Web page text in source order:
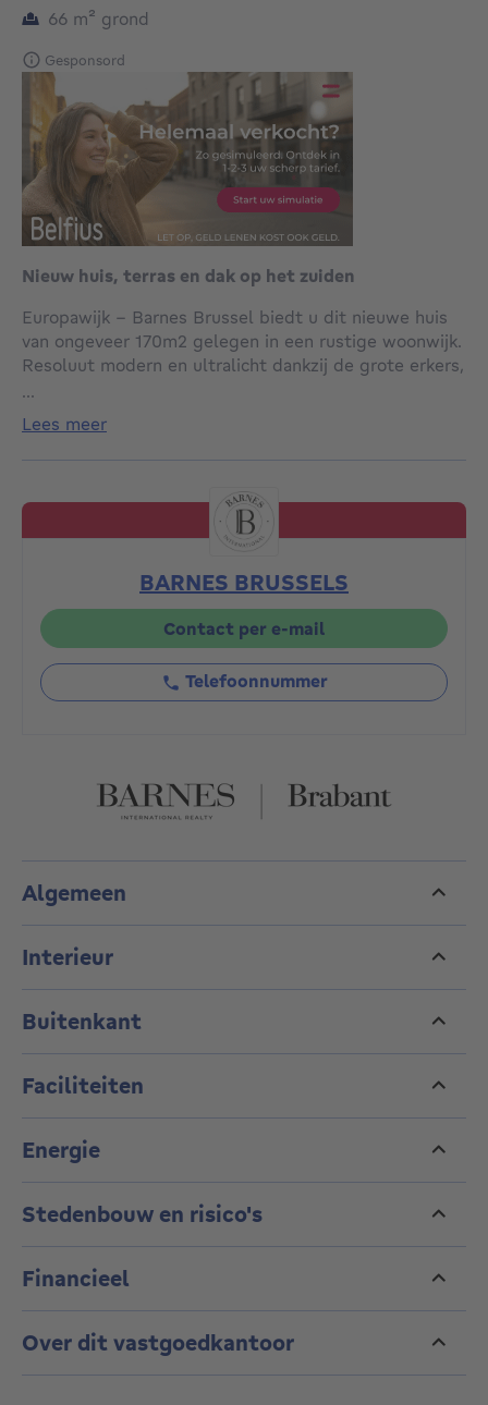
66 m² vierkante meters
grond
Gesponsord
Nieuw huis, terras en dak op het zuiden
Europawijk - Barnes Brussel biedt u dit nieuwe huis
van ongeveer 170m2 gelegen in een rustige woonwijk.
Resoluut modern en ultralicht dankzij de grote erkers,
ingang, een zenitale verlichting die het hele huis
doorkruist, een deel slaapkamer die kan worden
verdeeld in twee, een terras dat plaats biedt aan
en de garderobe. Op de eerste verdieping bevinden
zich de keuken en de eetkamer, evenals het
verdieping is de woonkamer, die ook gebruikt kan
worden als kantoor of slaapkamer. Op de bovenste
verdieping ligt het beroemde dakterras op het zuiden,
omringd door vegetatie. Tot slot is er de kelder, een
ruimte voor ontspanning of sport, met een prachtige
badkamer badend in het licht, die perfect kan worden
Een woning om te ontdekken met het kantoor van
Barnes Brussel +32 880 15 15 / https://www.barnes-
...
lees meer
BARNES BRUSSELS
Contact per e-mail
Telefoonnummer
Algemeen
Interieur
Buitenkant
Faciliteiten
Energie
Stedenbouw en risico's
Financieel
Over dit vastgoedkantoor